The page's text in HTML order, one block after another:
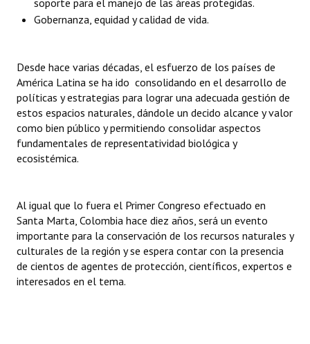
Huéspedes de Honor - Registro
Reconocimientos - Registro
Bariloche, Municipio intercultural
Entrega de distinciones
REFORMA DE LA CARTA ORGÁNICA
soporte para el manejo de las áreas protegidas.
Gobernanza, equidad y calidad de vida.
Desde hace varias décadas, el esfuerzo de los países de
América Latina se ha ido consolidando en el desarrollo de
políticas y estrategias para lograr una adecuada gestión de
estos espacios naturales, dándole un decido alcance y valor
como bien público y permitiendo consolidar aspectos
fundamentales de representatividad biológica y
ecosistémica.
Al igual que lo fuera el Primer Congreso efectuado en
Santa Marta, Colombia hace diez años, será un evento
importante para la conservación de los recursos naturales y
culturales de la región y se espera contar con la presencia
de cientos de agentes de protección, científicos, expertos e
interesados en el tema.